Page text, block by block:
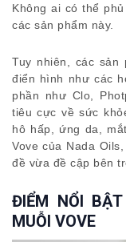
Không ai có thể
các sản phẩm này.
Tuy nhiên, các sản
điển hình như các
phần như Clo,
tiêu cực về sức
hô hấp, ứng da,
Vove của Nada
đề vừa đề cập bên
ĐIỂM NỔI
MUỖI VOVE